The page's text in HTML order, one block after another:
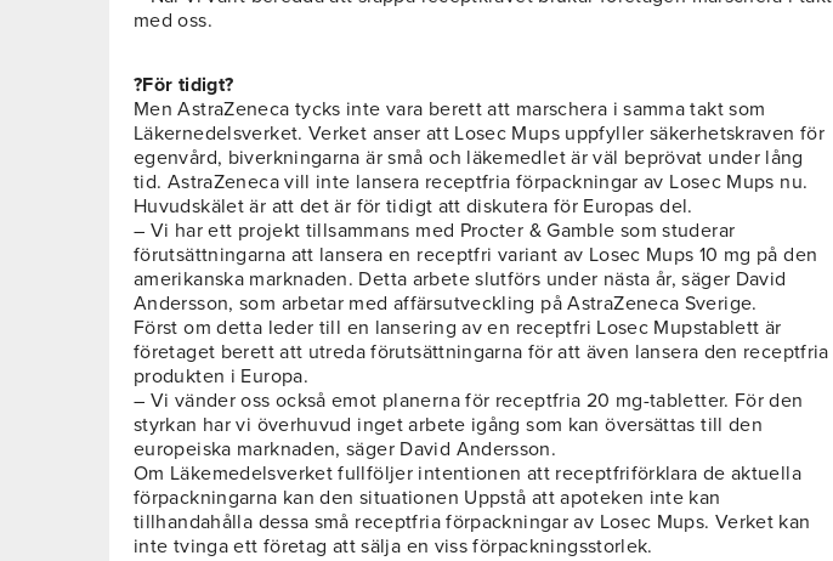
med oss.
?För tidigt?
Men AstraZeneca tycks inte vara berett att marschera i samma takt som
Läkernedelsverket. Verket anser att Losec Mups uppfyller säkerhetskraven för
egenvård, biverkningarna är små och läkemedlet är väl beprövat under lång
tid. AstraZeneca vill inte lansera receptfria förpackningar av Losec Mups nu.
Huvudskälet är att det är för tidigt att diskutera för Europas del.
– Vi har ett projekt tillsammans med Procter & Gamble som studerar
förutsättningarna att lansera en receptfri variant av Losec Mups 10 mg på den
amerikanska marknaden. Detta arbete slutförs under nästa år, säger David
Andersson, som arbetar med affärsutveckling på AstraZeneca Sverige.
Först om detta leder till en lansering av en receptfri Losec Mupstablett är
företaget berett att utreda förutsättningarna för att även lansera den receptfria
produkten i Europa.
– Vi vänder oss också emot planerna för receptfria 20 mg-tabletter. För den
styrkan har vi överhuvud inget arbete igång som kan översättas till den
europeiska marknaden, säger David Andersson.
Om Läkemedelsverket fullföljer intentionen att receptfriförklara de aktuella
förpackningarna kan den situationen Uppstå att apoteken inte kan
tillhandahålla dessa små receptfria förpackningar av Losec Mups. Verket kan
inte tvinga ett företag att sälja en viss förpackningsstorlek.